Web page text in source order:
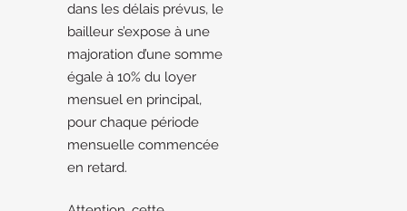
dans les délais prévus, le
bailleur s’expose à une
majoration d’une somme
égale à 10% du loyer
mensuel en principal,
pour chaque période
mensuelle commencée
en retard.